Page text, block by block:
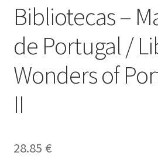
Courses
Dia Mundial da Terra
Dicas
Bibliotecas –
de Portugal /
Wonders of
II
28.85 €